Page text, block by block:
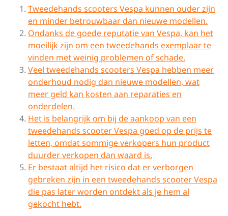
Tweedehands scooters Vespa kunnen ouder zijn
en minder betrouwbaar dan nieuwe modellen.
Ondanks de goede reputatie van Vespa, kan het
moeilijk zijn om een tweedehands exemplaar te
vinden met weinig problemen of schade.
Veel tweedehands scooters Vespa hebben meer
onderhoud nodig dan nieuwe modellen, wat
meer geld kan kosten aan reparaties en
onderdelen.
Het is belangrijk om bij de aankoop van een
tweedehands scooter Vespa goed op de prijs te
letten, omdat sommige verkopers hun product
duurder verkopen dan waard is.
Er bestaat altijd het risico dat er verborgen
gebreken zijn in een tweedehands scooter Vespa
die pas later worden ontdekt als je hem al
gekocht hebt.